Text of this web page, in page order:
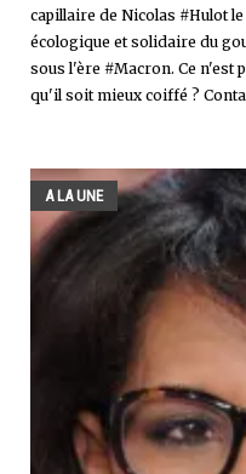
capillaire de Nicolas #Hulot
écologique et solidaire du
sous l'ère #Macron. Ce n'est
qu'il soit mieux coiffé ?
A LA UNE